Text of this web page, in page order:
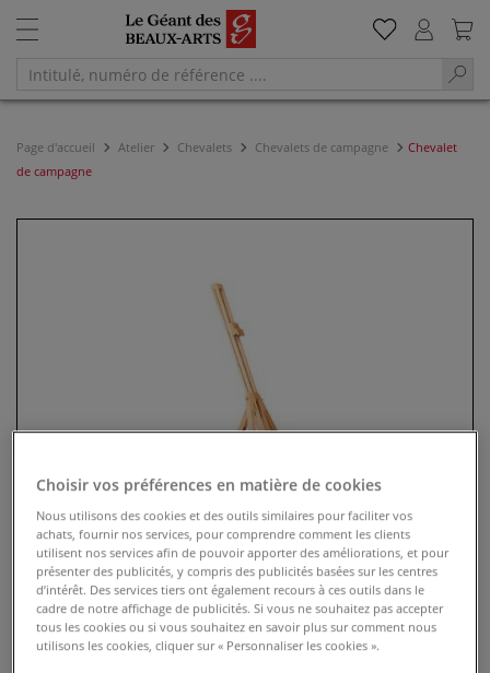
Page d'accueil Atelier Chevalets Chevalets de campagne
Chevalet
de campagne
Choisir vos préférences en matière de cookies
Nous utilisons des cookies et des outils similaires pour faciliter vos
achats, fournir nos services, pour comprendre comment les clients
utilisent nos services afin de pouvoir apporter des améliorations, et pour
présenter des publicités, y compris des publicités basées sur les centres
d’intérêt. Des services tiers ont également recours à ces outils dans le
cadre de notre affichage de publicités. Si vous ne souhaitez pas accepter
tous les cookies ou si vous souhaitez en savoir plus sur comment nous
utilisons les cookies, cliquer sur « Personnaliser les cookies ».